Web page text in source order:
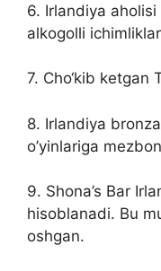
6. Irlandiya
alkogolli
7. Cho‘kib ketgan
8. Irlandiya
o’yinlariga
9. Shona’s Bar
hisoblanadi. Bu
oshgan.